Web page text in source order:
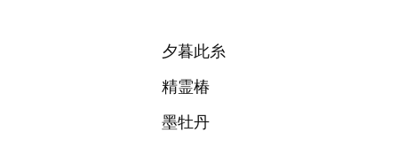
夕暮此糸
精霊椿
墨牡丹